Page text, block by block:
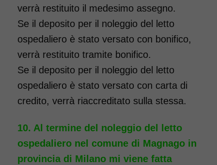
verrà restituito il medesimo assegno.
Se il deposito per il noleggio del letto
ospedaliero è stato versato con bonifico,
verrà restituito tramite bonifico.
Se il deposito per il noleggio del letto
ospedaliero è stato versato con carta di
credito, verrà riaccreditato sulla stessa.
Al termine del noleggio del letto
ospedaliero nel comune di Magnago in
provincia di Milano mi viene fatta